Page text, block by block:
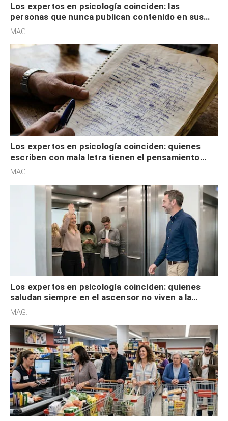
Los expertos en psicología coinciden: las
personas que nunca publican contenido en sus
redes sociales no pretenden buscar validación
MAG.
Los expertos en psicología coinciden: quienes
escriben con mala letra tienen el pensamiento
acelerado y no lo hacen por desinterés
MAG.
Los expertos en psicología coinciden: quienes
saludan siempre en el ascensor no viven a la
defensiva y tienen apertura social
MAG.